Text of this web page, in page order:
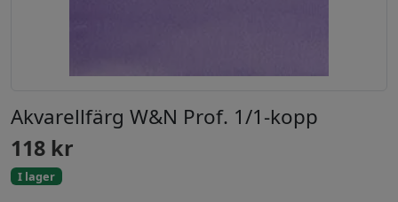
Akvarellfärg W&N Prof. 1/1-kopp
118 kr
I lager